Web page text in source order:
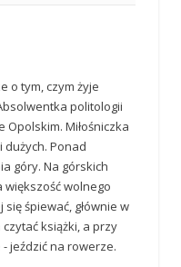
o tym, czym żyje
politologii
Opolskim. Miłośniczka
dużych. Ponad
góry. Na górskich
większość wolnego
śpiewać, głównie w
książki, a przy
jeździć na rowerze.